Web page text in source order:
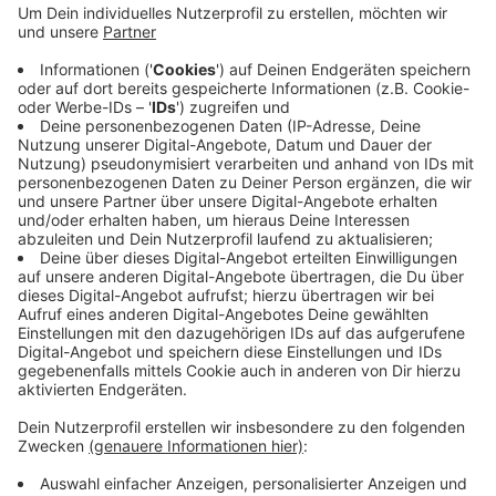
Radio Wuppertal heißt es vom Landesbetrieb
Straßen NRW, dass die ausführende Firma aber
kurzfristig entscheidet, ob die Fahrbahn für
Markierungsarbeiten trocken genug ist. Das ist
wohl auch aktuell der Fall. Straßen NRW bittet um
Verständnis, dass man vor diesem Hintergrund
keinen feststehenden Sperrungszeiten nennen
könne.
Veröffentlicht:Montag, 18.05.2026 06:38
Anzeige